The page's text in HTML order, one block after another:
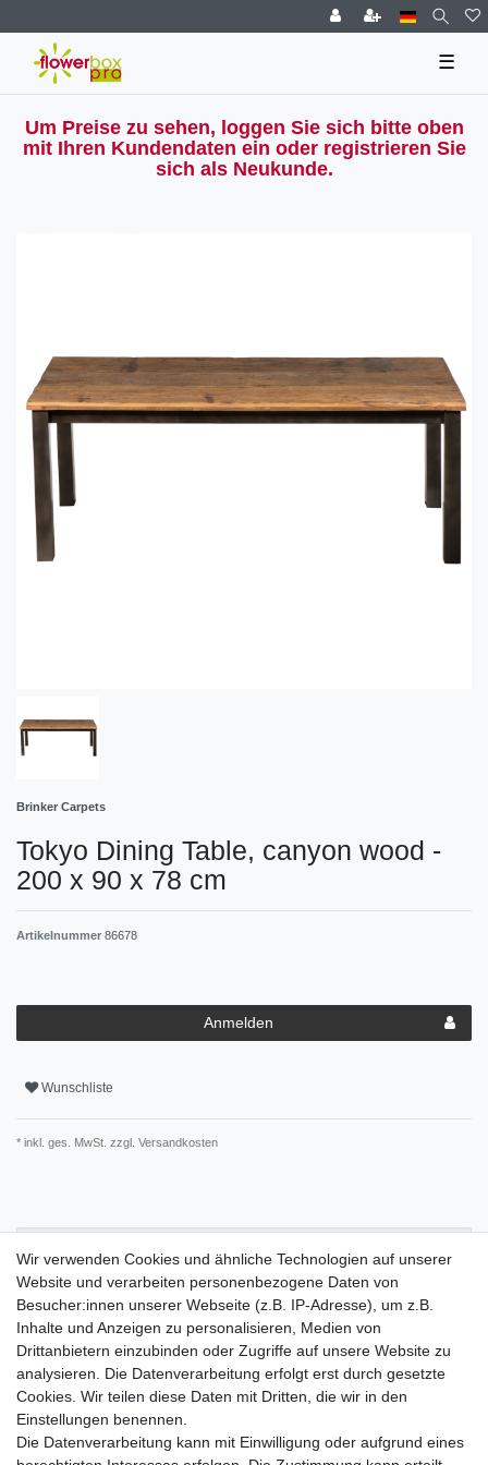
☰
Um Preise zu sehen, loggen Sie sich bitte oben
mit Ihren Kundendaten ein oder registrieren Sie
sich als Neukunde.
Brinker Carpets
Tokyo Dining Table, canyon wood -
200 x 90 x 78 cm
Artikelnummer 86678
Anmelden
Wunschliste
* inkl. ges. MwSt. zzgl. Versandkosten
Beschreibung
Artikel-Details
Großer Esszimmertisch, perfekt für große Familien und zum
Empfang von Gästen. Der Tisch wirkt mit seiner Holzplatte und
den dunklen Tischbeinen modern und hochwertig. Die Maserung
des Holzes ist gut sichtbar und sorgt für einen zusätzlichen
Wir verwenden Cookies und ähnliche Technologien auf unserer
Website und verarbeiten personenbezogene Daten von
Besucher:innen unserer Webseite (z.B. IP-Adresse), um z.B.
Inhalte und Anzeigen zu personalisieren, Medien von
Drittanbietern einzubinden oder Zugriffe auf unsere Website zu
analysieren. Die Datenverarbeitung erfolgt erst durch gesetzte
Cookies. Wir teilen diese Daten mit Dritten, die wir in den
Einstellungen benennen.
Die Datenverarbeitung kann mit Einwilligung oder aufgrund eines